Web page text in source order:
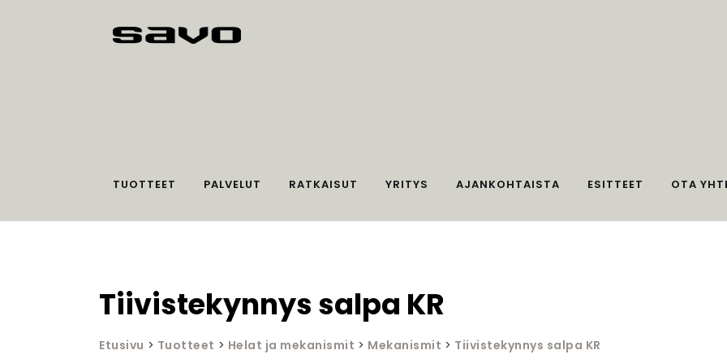
TUOTTEET PALVELUT RATKAISUT YRITYS AJANKOHTAISTA ESITTEET OTA
Tiivistekynnys salpa KR
Etusivu > Tuotteet > Helat ja mekanismit > Mekanismit > Tiivistekynnys salpa KR